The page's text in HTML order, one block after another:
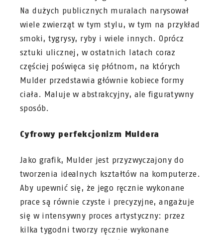
Na dużych publicznych muralach narysował
wiele zwierząt w tym stylu, w tym na przykład
smoki, tygrysy, ryby i wiele innych. Oprócz
sztuki ulicznej, w ostatnich latach coraz
częściej poświęca się płótnom, na których
Mulder przedstawia głównie kobiece formy
ciała. Maluje w abstrakcyjny, ale figuratywny
sposób.
Cyfrowy perfekcjonizm Muldera
Jako grafik, Mulder jest przyzwyczajony do
tworzenia idealnych kształtów na komputerze.
Aby upewnić się, że jego ręcznie wykonane
prace są równie czyste i precyzyjne, angażuje
się w intensywny proces artystyczny: przez
kilka tygodni tworzy ręcznie wykonane